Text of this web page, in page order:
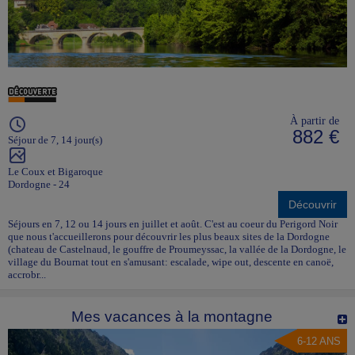
Séjour de 7, 14 jour(s)
Le Coux et Bigaroque
Dordogne - 24
À partir de
882 €
Découvrir
Séjours en 7, 12 ou 14 jours en juillet et août. C'est au coeur du Perigord Noir
que nous t'accueillerons pour découvrir les plus beaux sites de la Dordogne
(chateau de Castelnaud, le gouffre de Proumeyssac, la vallée de la Dordogne, le
village du Bournat tout en s'amusant: escalade, wipe out, descente en canoë,
accrobr...
Mes vacances à la montagne
6-12 ANS